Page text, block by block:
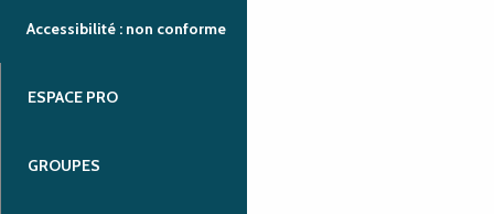
Accessibilité : non conforme
ESPACE PRO
GROUPES